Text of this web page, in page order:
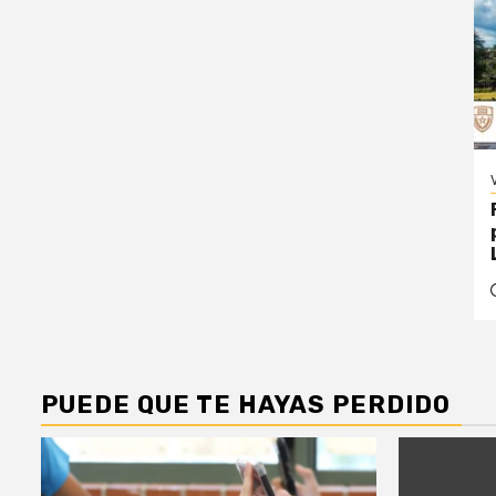
PUEDE QUE TE HAYAS PERDIDO